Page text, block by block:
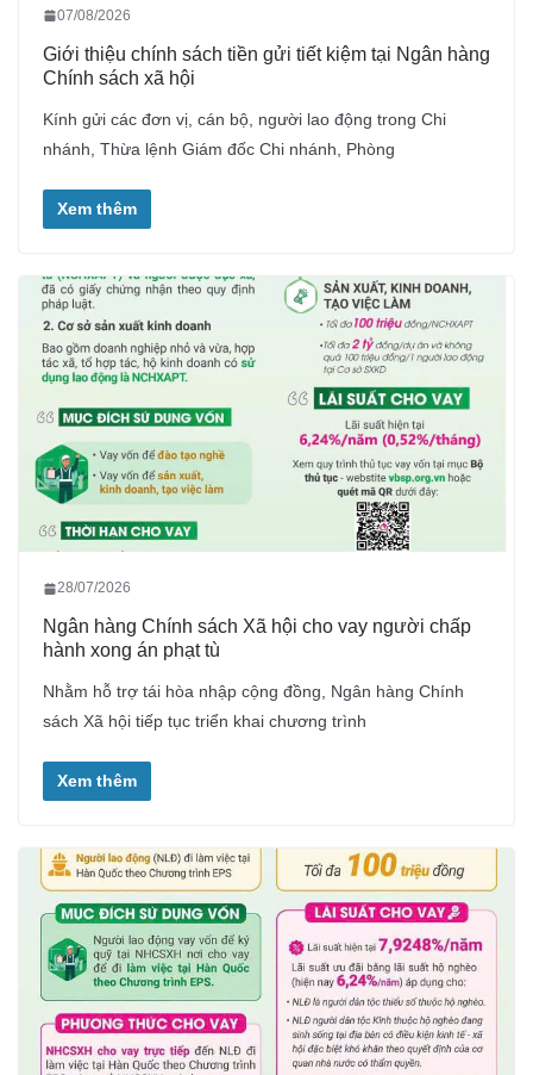
07/08/2026
Giới thiệu chính sách tiền gửi tiết kiệm tại Ngân hàng
Chính sách xã hội
Kính gửi các đơn vị, cán bộ, người lao động trong Chi
nhánh, Thừa lệnh Giám đốc Chi nhánh, Phòng
Xem thêm
28/07/2026
Ngân hàng Chính sách Xã hội cho vay người chấp
hành xong án phạt tù
Nhằm hỗ trợ tái hòa nhập cộng đồng, Ngân hàng Chính
sách Xã hội tiếp tục triển khai chương trình
Xem thêm